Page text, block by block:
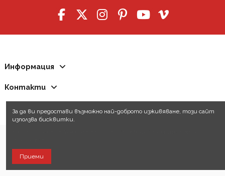
Информация
Контакти
За да ви предостави възможно най-доброто изживяване, този сайт
използва бисквитки.
Приеми